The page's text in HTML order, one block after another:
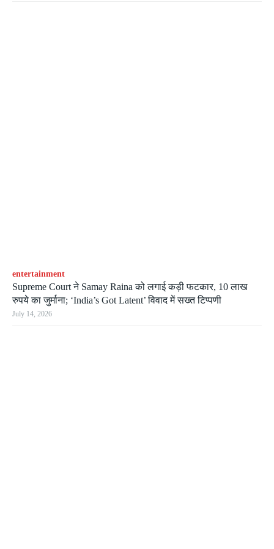
entertainment
Supreme Court ने Samay Raina को लगाई कड़ी फटकार, 10 लाख
रुपये का जुर्माना; ‘India’s Got Latent’ विवाद में सख्त टिप्पणी
July 14, 2026